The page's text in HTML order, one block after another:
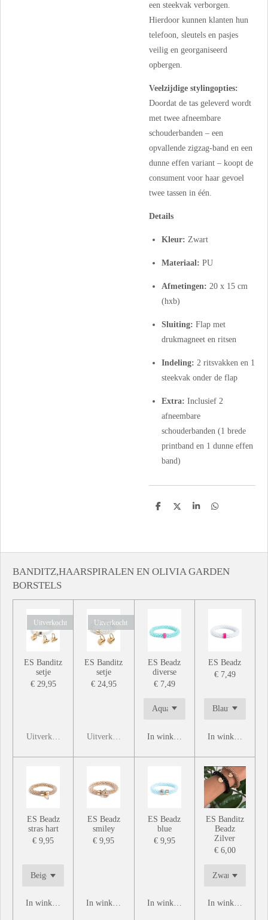
een steekvak verborgen.
Hierdoor kunnen klanten hun
telefoon, sleutels en pasjes
veilig en georganiseerd
opbergen.
Veelzijdige stylingopties:
Doordat de tas geleverd wordt
met twee afneembare
schouderbanden – een
opvallende zigzag-band en een
dunne effen variant – koopt de
consument voor haar gevoel
twee tassen in één.
Details
Kleur: Zwart
Materiaal: PU
Afmetingen: 20 x 15 cm
(hxb)
Sluiting: Flap met
drukmagneet en ritsen
Indeling: 2 ritsvakken en 1
steekvak onder de flap
Extra: Inclusief 2
afneembare
schouderbanden (1 brede
printband en 1 dunne effen
band)
D
D
S
D
BANDITZ,HAARSPIRALEN EN OLIVIA GARDEN
BORSTELS
Uitverkocht
ES Banditz
setje
€ 29,95
Uitverkocht
Uitverkocht
ES Banditz
setje
€ 24,95
Uitverkocht
ES Beadz
diverse
€ 7,49
In winkelwagen
ES Beadz
€ 7,49
In winkelwagen
ES Beadz
stras hart
€ 9,95
In winkelwagen
ES Beadz
smiley
€ 9,95
In winkelwagen
ES Beadz
blue
€ 9,95
In winkelwagen
ES Banditz
Beadz
Zilver
€ 6,00
In winkelwagen